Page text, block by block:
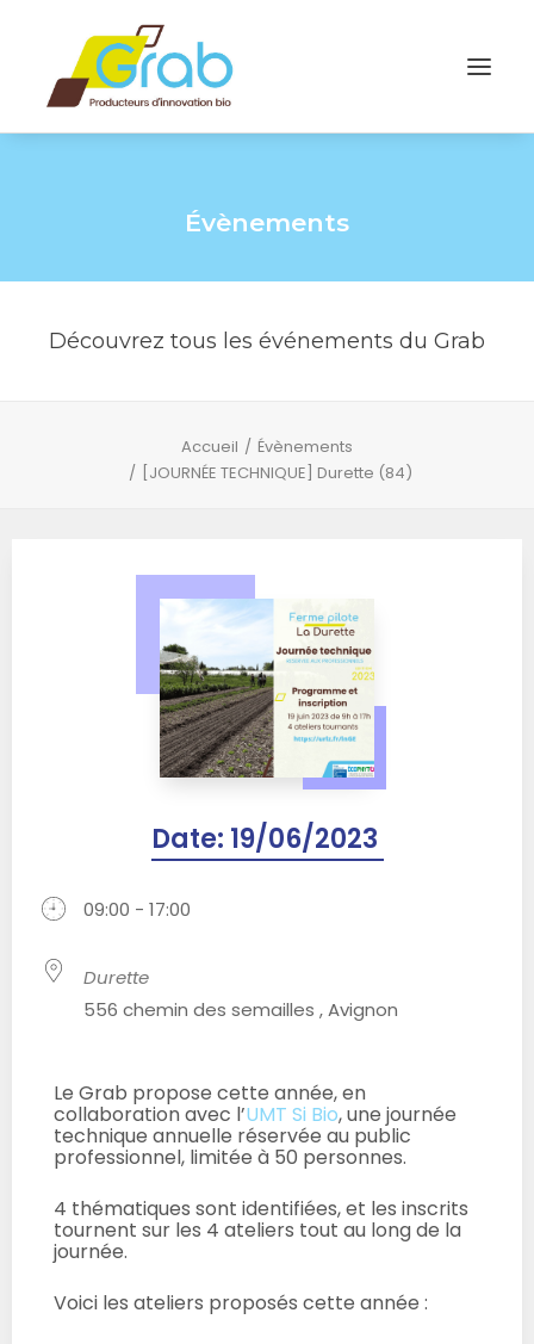
Évènements
Découvrez tous les événements du Grab
Accueil
Évènements
[JOURNÉE TECHNIQUE] Durette (84)
Date: 19/06/2023
09:00 - 17:00
Durette
556 chemin des semailles , Avignon
Le Grab propose cette année, en
collaboration avec l’UMT Si Bio, une journée
technique annuelle réservée au public
professionnel, limitée à 50 personnes.
4 thématiques sont identifiées, et les inscrits
tournent sur les 4 ateliers tout au long de la
journée.
Voici les ateliers proposés cette année :